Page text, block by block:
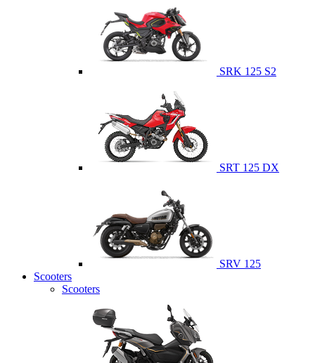
SRK 125 S2
SRT 125 DX
SRV 125
Scooters
Scooters